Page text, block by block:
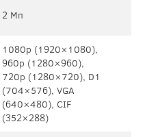
2 Мп
1080p (1920×1080),
960p (1280×960),
720p (1280×720), D1
(704×576), VGA
(640×480), CIF
(352×288)